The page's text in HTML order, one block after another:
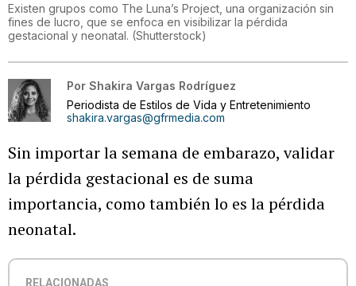
Existen grupos como The Luna’s Project, una organización sin
fines de lucro, que se enfoca en visibilizar la pérdida
gestacional y neonatal. (Shutterstock)
Por Shakira Vargas Rodríguez
Periodista de Estilos de Vida y Entretenimiento
shakira.vargas@gfrmedia.com
Sin importar la semana de embarazo, validar
la pérdida gestacional es de suma
importancia, como también lo es la pérdida
neonatal.
RELACIONADAS